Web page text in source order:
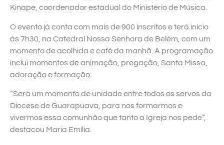
Kinape, coordenador estadual do Ministério de Música.
O evento já conta com mais de 900 inscritos e terá início
às 7h30, na Catedral Nossa Senhora de Belém, com um
momento de acolhida e café da manhã. A programação
inclui momentos de animação, pregação, Santa Missa,
adoração e formação.
“Será um momento de unidade entre todos os servos da
Diocese de Guarapuava, para nos formarmos e
vivermos essa comunhão que tanto a Igreja nos pede”,
destacou Maria Emília.